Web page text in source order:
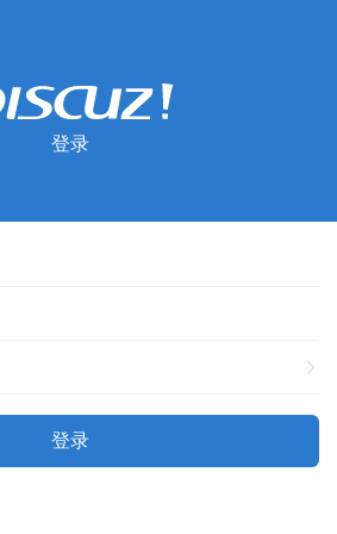
登录
登录